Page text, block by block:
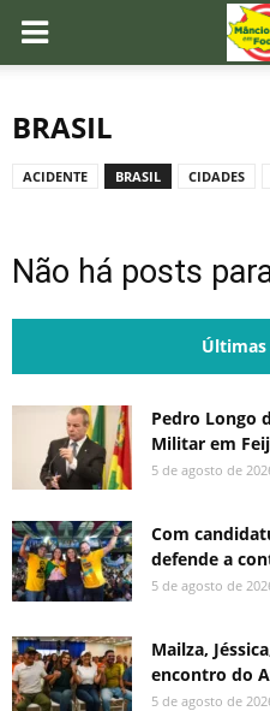
BRASIL
ACIDENTE BRASIL CIDADES
Não há posts
Pedro Longo
Militar em
5 de agosto de
Com
defende a
5 de agosto de
Mailza,
encontro do
5 de agosto de